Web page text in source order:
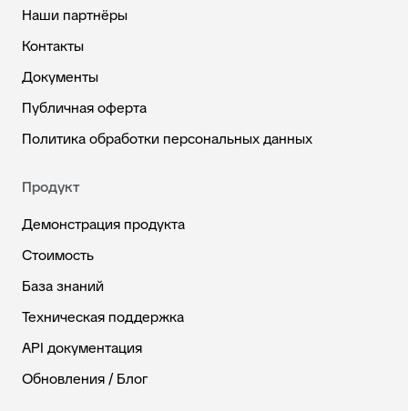
Наши партнёры
Контакты
Документы
Публичная оферта
Политика обработки персональных данных
Продукт
Демонстрация продукта
Стоимость
База знаний
Техническая поддержка
API документация
Обновления / Блог